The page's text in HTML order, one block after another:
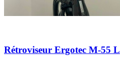
Rétroviseur Ergotec M-55 L